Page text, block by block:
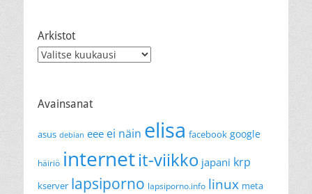
Arkistot
Arkistot
Avainsanat
asus debian eee ei näin elisa facebook google
häiriö internetit-viikko japani krp
kserver lapsiporno lapsiporno.info linux meta